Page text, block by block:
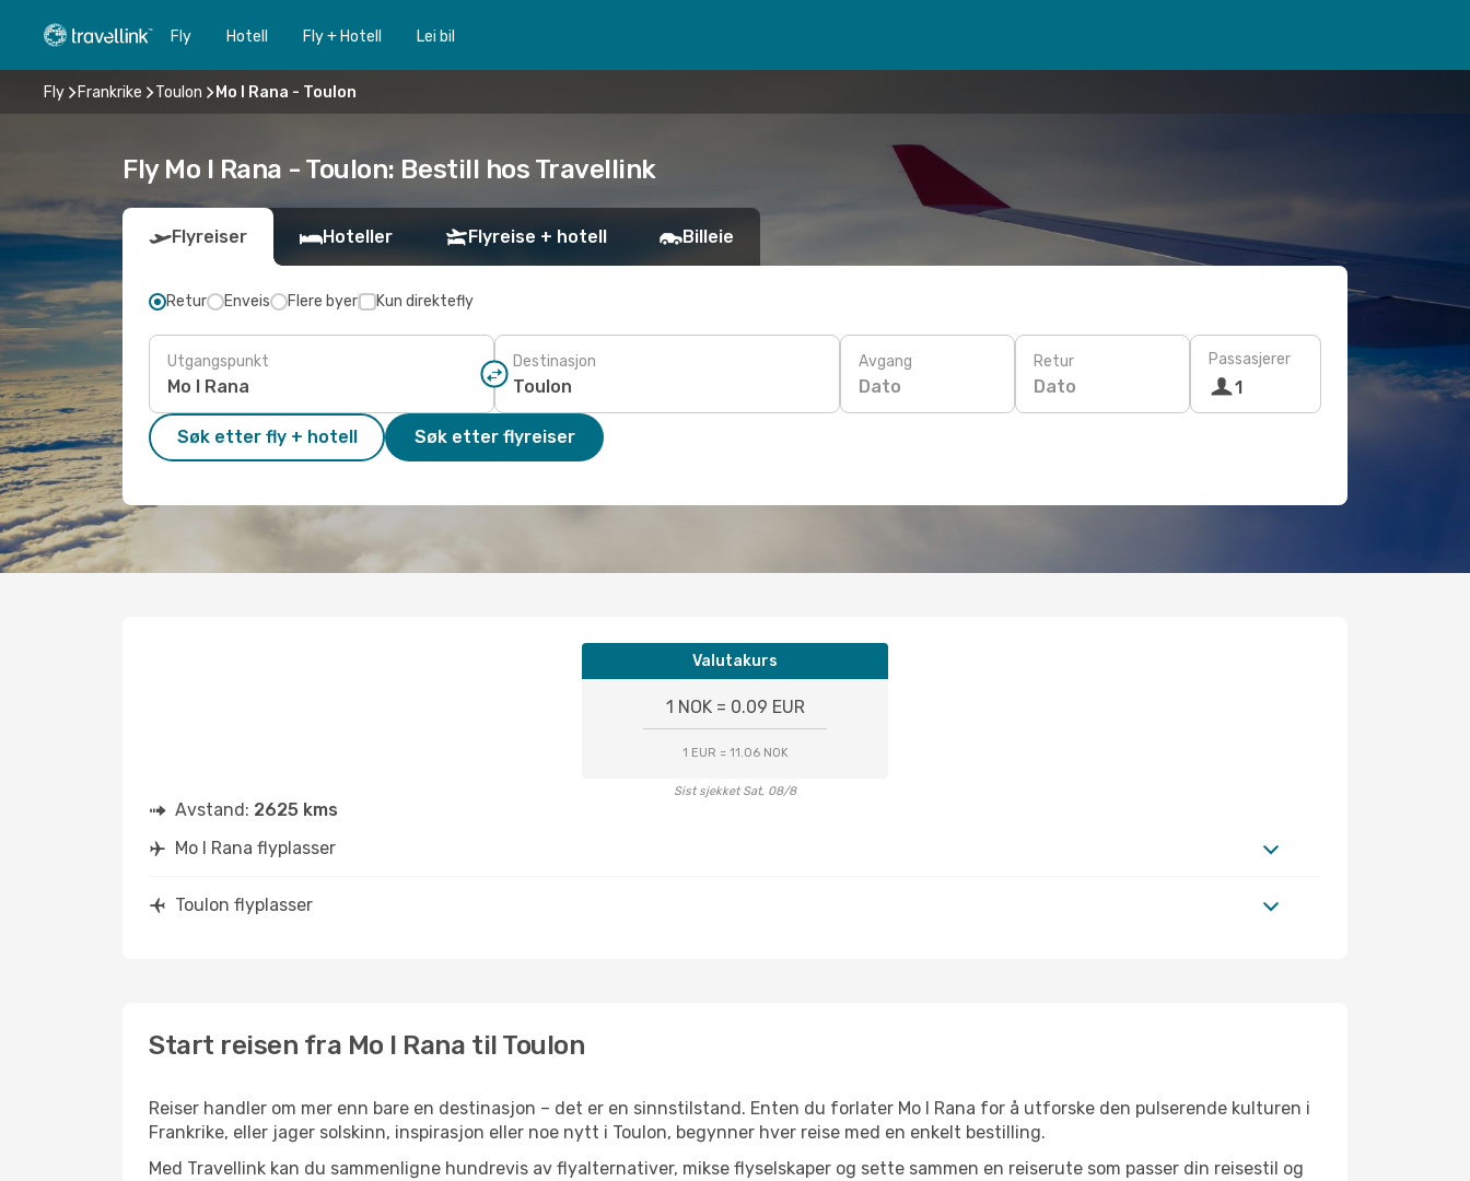
Fly Hotell Fly + Hotell Lei bil
Fly Frankrike Toulon Mo I Rana - Toulon
Fly Mo I Rana - Toulon: Bestill hos Travellink
Flyreiser Hoteller Flyreise + hotell Billeie
Retur Enveis Flere byer Kun direktefly
Utgangspunkt Destinasjon Avgang
Dato
Retur
Dato
Passasjerer
1
Søk etter fly + hotell Søk etter flyreiser
Valutakurs
1 NOK = 0.09 EUR
1 EUR = 11.06 NOK
Sist sjekket Sat, 08/8
Avstand: 2625 kms
Mo I Rana flyplasser
Toulon flyplasser
Start reisen fra Mo I Rana til Toulon
Reiser handler om mer enn bare en destinasjon – det er en sinnstilstand. Enten du forlater Mo I Rana for å utforske den pulserende kulturen i
Frankrike, eller jager solskinn, inspirasjon eller noe nytt i Toulon, begynner hver reise med en enkelt bestilling.
Med Travellink kan du sammenligne hundrevis av flyalternativer, mikse flyselskaper og sette sammen en reiserute som passer din reisestil og